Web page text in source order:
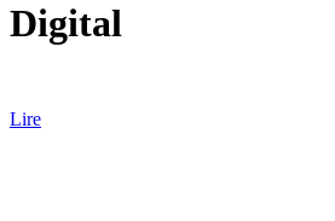
Digital
Lire